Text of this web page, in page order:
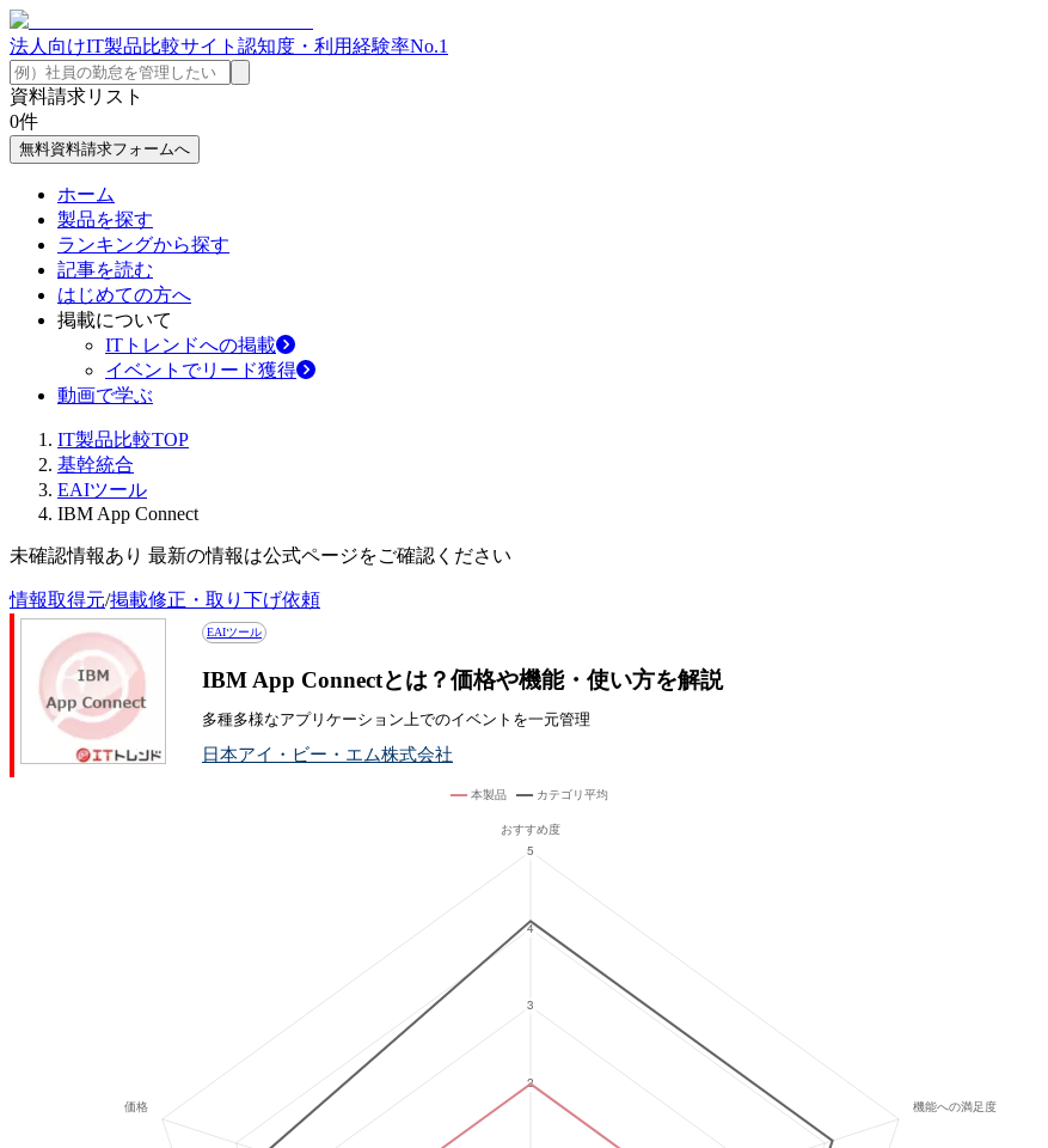
法人向けIT製品比較サイト 認知度・利用経験率No.1
資料請求リスト
0件
無料資料請求フォームへ
ホーム
製品を探す
ランキングから探す
記事を読む
はじめての方へ
掲載について
ITトレンドへの掲載
イベントでリード獲得
動画で学ぶ
IT製品比較TOP
基幹統合
EAIツール
IBM App Connect
未確認情報あり 最新の情報は公式ページをご確認ください
情報取得元/掲載修正・取り下げ依頼
EAIツール
IBM App Connectとは？価格や機能・使い方を解説
多種多様なアプリケーション上でのイベントを一元管理
日本アイ・ビー・エム株式会社